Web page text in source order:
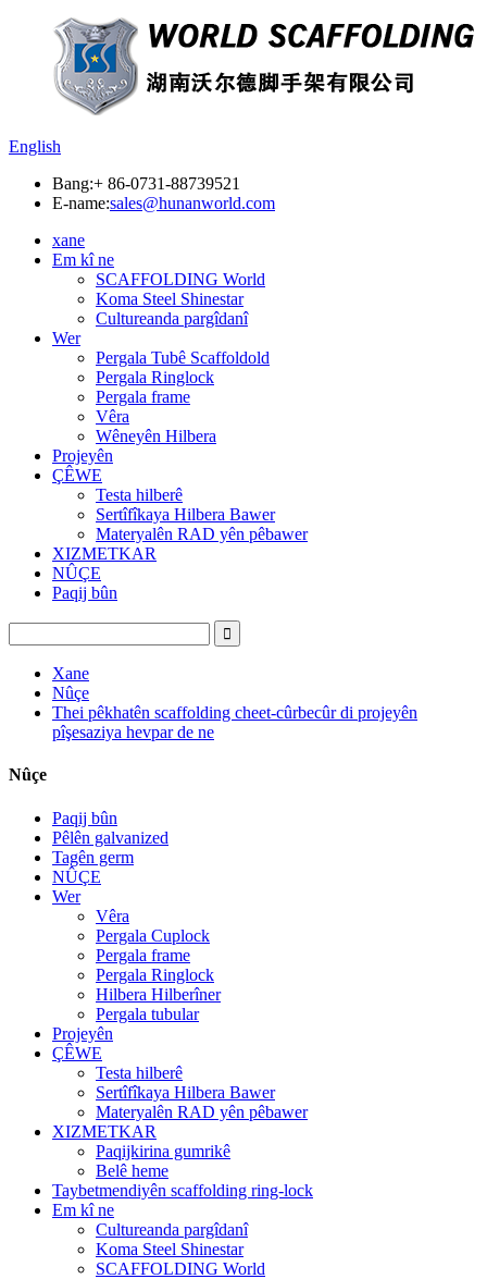
English
Bang:+ 86-0731-88739521
E-name:sales@hunanworld.com
xane
Em kî ne
SCAFFOLDING World
Koma Steel Shinestar
Cultureanda pargîdanî
Wer
Pergala Tubê Scaffoldold
Pergala Ringlock
Pergala frame
Vêra
Wêneyên Hilbera
Projeyên
ÇÊWE
Testa hilberê
Sertîfîkaya Hilbera Bawer
Materyalên RAD yên pêbawer
XIZMETKAR
NÛÇE
Paqij bûn
Xane
Nûçe
Thei pêkhatên scaffolding cheet-cûrbecûr di projeyên
pîşesaziya hevpar de ne
Nûçe
Paqij bûn
Pêlên galvanized
Tagên germ
NÛÇE
Wer
Vêra
Pergala Cuplock
Pergala frame
Pergala Ringlock
Hilbera Hilberîner
Pergala tubular
Projeyên
ÇÊWE
Testa hilberê
Sertîfîkaya Hilbera Bawer
Materyalên RAD yên pêbawer
XIZMETKAR
Paqijkirina gumrikê
Belê heme
Taybetmendiyên scaffolding ring-lock
Em kî ne
Cultureanda pargîdanî
Koma Steel Shinestar
SCAFFOLDING World